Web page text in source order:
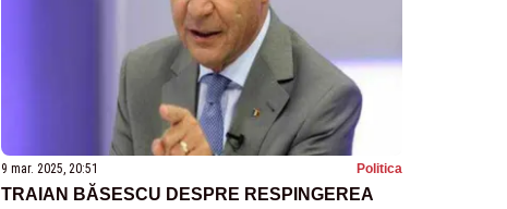
9 mar. 2025, 20:51 Politica
TRAIAN BĂSESCU DESPRE RESPINGEREA